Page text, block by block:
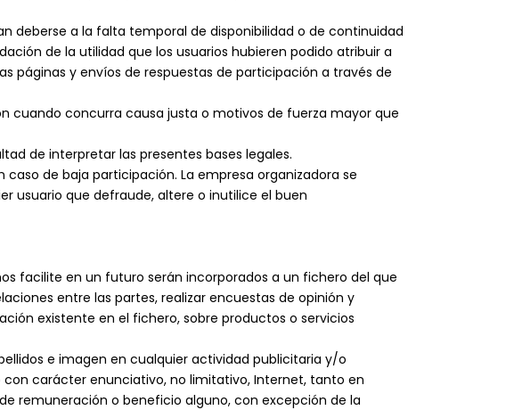
deberse a la falta temporal de disponibilidad o de continuidad
de la utilidad que los usuarios hubieren podido atribuir a
páginas y envíos de respuestas de participación a través de
cuando concurra causa justa o motivos de fuerza mayor que
de interpretar las presentes bases legales.
de baja participación. La empresa organizadora se
usuario que defraude, altere o inutilice el buen
facilite en un futuro serán incorporados a un fichero del que
entre las partes, realizar encuestas de opinión y
existente en el fichero, sobre productos o servicios
e imagen en cualquier actividad publicitaria y/o
carácter enunciativo, no limitativo, Internet, tanto en
remuneración o beneficio alguno, con excepción de la